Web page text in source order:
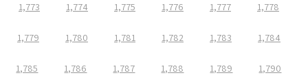
1,773 1,774 1,775 1,776 1,777 1,778
1,779 1,780 1,781 1,782 1,783 1,784
1,785 1,786 1,787 1,788 1,789 1,790